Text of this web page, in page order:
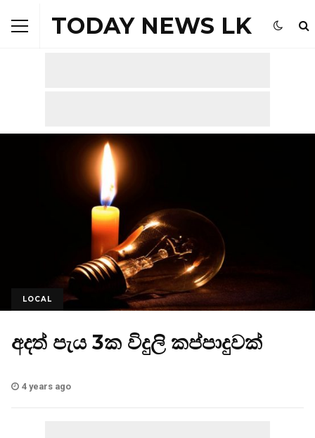
TODAY NEWS LK
LOCAL
අදත් පැය 3ක විදුලි කප්පාදුවක්
4 years ago